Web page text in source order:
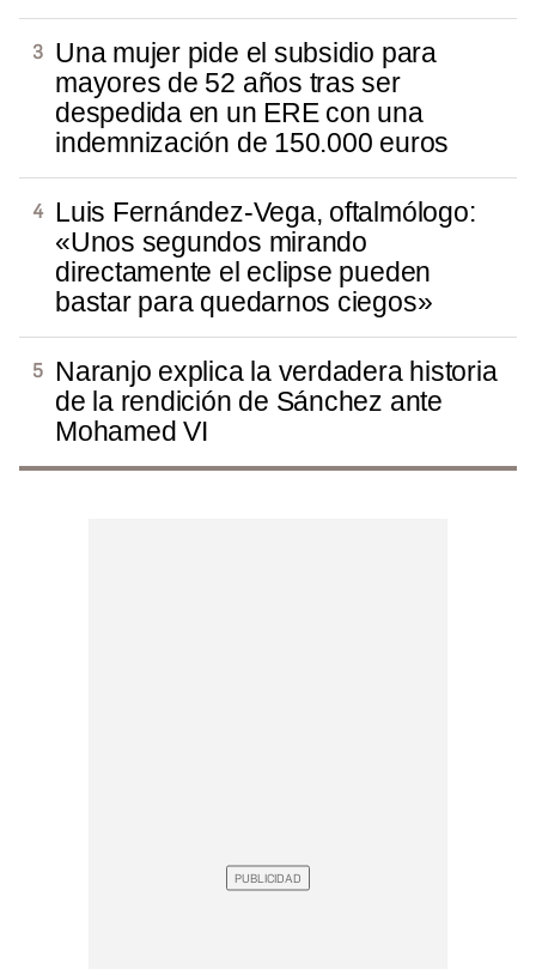
Una mujer pide el subsidio para
mayores de 52 años tras ser
despedida en un ERE con una
indemnización de 150.000 euros
Luis Fernández-Vega, oftalmólogo:
«Unos segundos mirando
directamente el eclipse pueden
bastar para quedarnos ciegos»
Naranjo explica la verdadera historia
de la rendición de Sánchez ante
Mohamed VI